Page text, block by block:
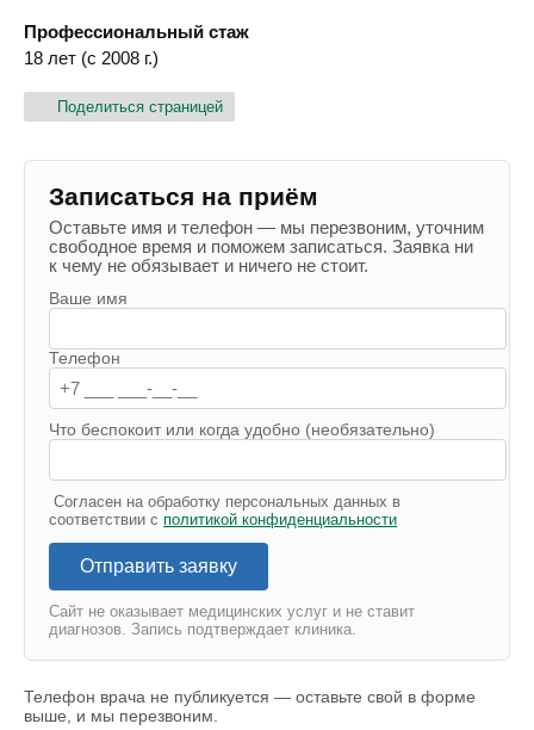
Профессиональный стаж
18 лет (с 2008 г.)
Поделиться страницей
Записаться на приём
Оставьте имя и телефон — мы перезвоним, уточним
свободное время и поможем записаться. Заявка ни
к чему не обязывает и ничего не стоит.
Ваше имя
Телефон
Что беспокоит или когда удобно (необязательно)
Согласен на обработку персональных данных в
соответствии с политикой конфиденциальности
Отправить заявку
Сайт не оказывает медицинских услуг и не ставит
диагнозов. Запись подтверждает клиника.
Телефон врача не публикуется — оставьте свой в форме
выше, и мы перезвоним.